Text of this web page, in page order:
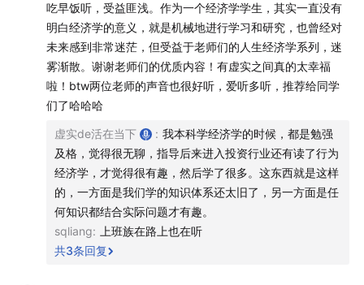
吃早饭听，受益匪浅。作为一个经济学学生，其实一直没有
明白经济学的意义，就是机械地进行学习和研究，也曾经对
未来感到非常迷茫，但受益于老师们的人生经济学系列，迷
雾渐散。谢谢老师们的优质内容！有虚实之间真的太幸福
啦！btw两位老师的声音也很好听，爱听多听，推荐给同学
们了哈哈哈
虚实de活在当下 : 我本科学经济学的时候，都是勉强
及格，觉得很无聊，指导后来进入投资行业还有读了行为
经济学，才觉得很有趣，然后学了很多。这东西就是这样
的，一方面是我们学的知识体系还太旧了，另一方面是任
何知识都结合实际问题才有趣。
sqliang:
上班族在路上也在听
共3条回复